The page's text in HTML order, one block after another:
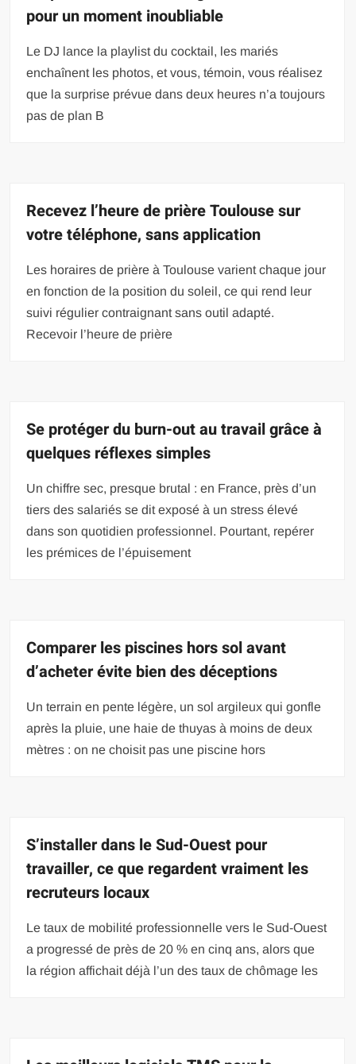
pour un moment inoubliable
Le DJ lance la playlist du cocktail, les mariés
enchaînent les photos, et vous, témoin, vous réalisez
que la surprise prévue dans deux heures n’a toujours
pas de plan B
Recevez l’heure de prière Toulouse sur
votre téléphone, sans application
Les horaires de prière à Toulouse varient chaque jour
en fonction de la position du soleil, ce qui rend leur
suivi régulier contraignant sans outil adapté.
Recevoir l’heure de prière
Se protéger du burn-out au travail grâce à
quelques réflexes simples
Un chiffre sec, presque brutal : en France, près d’un
tiers des salariés se dit exposé à un stress élevé
dans son quotidien professionnel. Pourtant, repérer
les prémices de l’épuisement
Comparer les piscines hors sol avant
d’acheter évite bien des déceptions
Un terrain en pente légère, un sol argileux qui gonfle
après la pluie, une haie de thuyas à moins de deux
mètres : on ne choisit pas une piscine hors
S’installer dans le Sud-Ouest pour
travailler, ce que regardent vraiment les
recruteurs locaux
Le taux de mobilité professionnelle vers le Sud-Ouest
a progressé de près de 20 % en cinq ans, alors que
la région affichait déjà l’un des taux de chômage les